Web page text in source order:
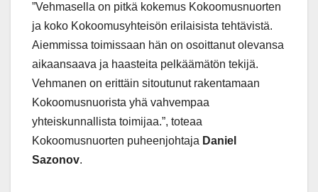
”Vehmasella on pitkä kokemus Kokoomusnuorten
ja koko Kokoomusyhteisön erilaisista tehtävistä.
Aiemmissa toimissaan hän on osoittanut olevansa
aikaansaava ja haasteita pelkäämätön tekijä.
Vehmanen on erittäin sitoutunut rakentamaan
Kokoomusnuorista yhä vahvempaa
yhteiskunnallista toimijaa.”, toteaa
Kokoomusnuorten puheenjohtaja Daniel
Sazonov.